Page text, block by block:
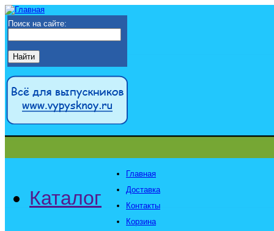
Поиск на сайте:
Каталог
Главная
Доставка
Контакты
Корзина